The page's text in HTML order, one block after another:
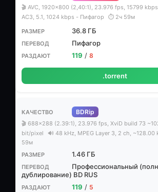
🎬 AVC, 1920x800 (2,40:1), 23.976 fps, 15799 kbps
AC3, 5.1, 1024 kbps - Пифагор
⏱ 2ч 59м
36.8 ГБ
Пифагор
119 / 8
.torrent
BDRip
🎬 688x288 (2.39:1), 23.976 fps, XviD build 73
bit/pixel
🔊 48 kHz, MPEG Layer 3, 2 ch, ~128.00
59м
1.46 ГБ
Профессиональный
дублирование) BD RUS
119 / 5